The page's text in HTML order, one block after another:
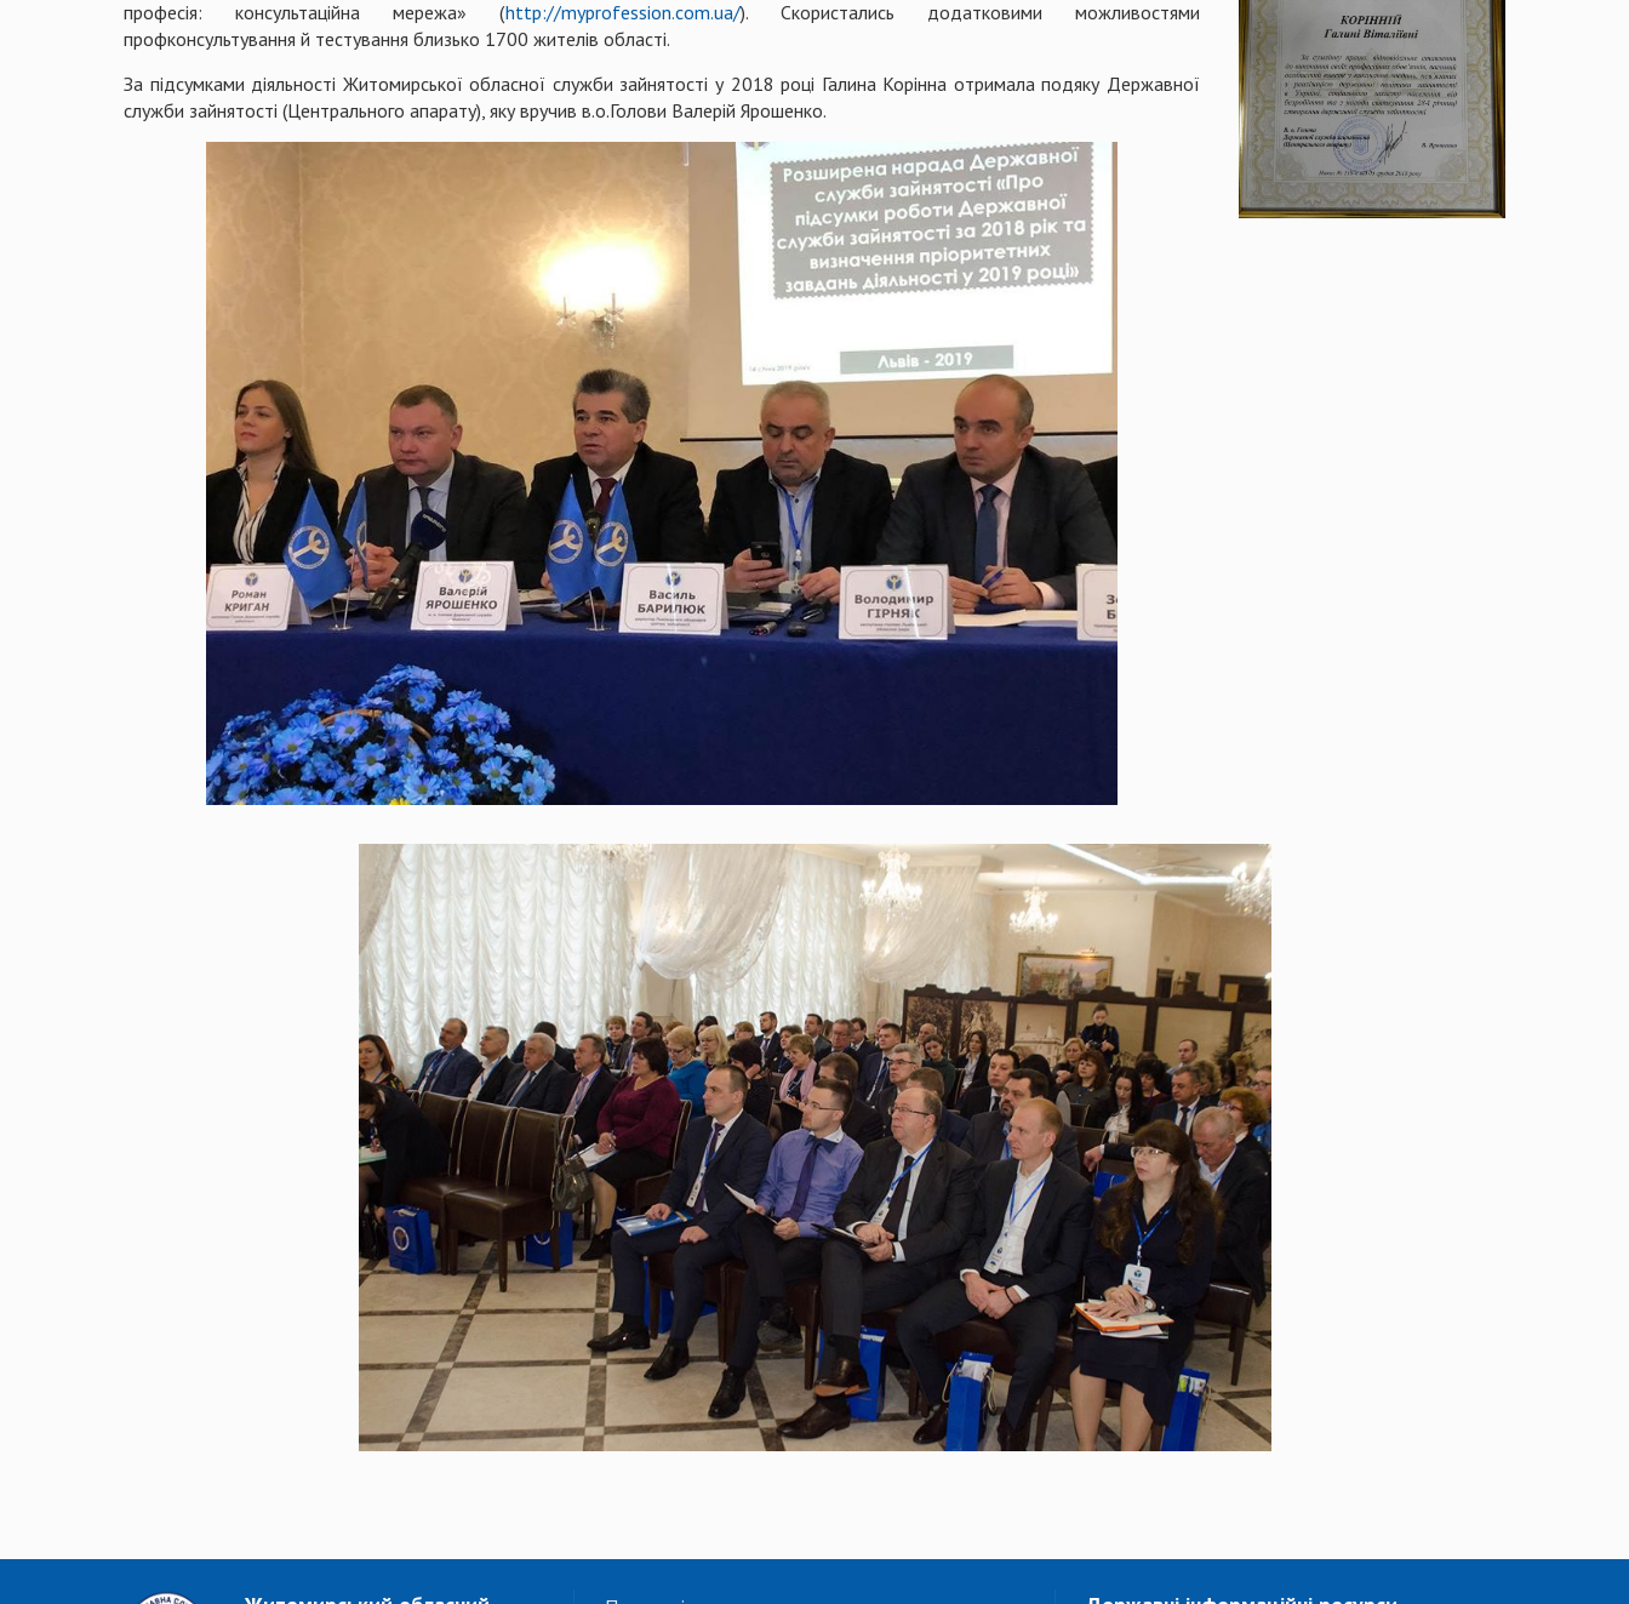
професія: консультаційна мережа» (http://myprofession.com.ua/). Скористались додатковими можливостями
профконсультування й тестування близько 1700 жителів області.
За підсумками діяльності Житомирської обласної служби зайнятості у 2018 році Галина Корінна отримала подяку Державної
служби зайнятості (Центрального апарату), яку вручив в.о.Голови Валерій Ярошенко.